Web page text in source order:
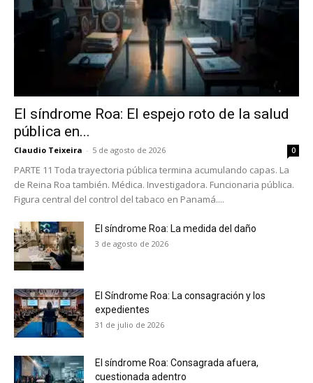
No te pierdas de las
últimas noticias
Suscríbete a nuestro boletín diario y
recibe todas las noticias del vapeo y la
reducción de daños en tu correo
electrónico.
receive all the news of vaping and
tobacco harm reduction in your email.
El síndrome Roa: El espejo roto de la salud
pública en...
Claudio Teixeira - 5 de agosto de 2026 0
PARTE 11 Toda trayectoria pública termina acumulando capas. La
de Reina Roa también. Médica. Investigadora. Funcionaria pública.
Figura central del control del tabaco en Panamá....
El síndrome Roa: La medida del daño
3 de agosto de 2026
El Síndrome Roa: La consagración y los
expedientes
31 de julio de 2026
El síndrome Roa: Consagrada afuera,
cuestionada adentro